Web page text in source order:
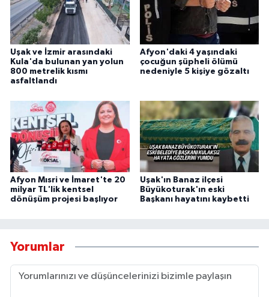
Uşak ve İzmir arasındaki
Kula'da bulunan yan yolun
800 metrelik kısmı
asfaltlandı
Afyon'daki 4 yaşındaki
çocuğun şüpheli ölümü
nedeniyle 5 kişiye gözaltı
Afyon Mısri ve İmaret'te 20
milyar TL'lik kentsel
dönüşüm projesi başlıyor
Uşak'ın Banaz ilçesi
Büyükoturak'ın eski
Başkanı hayatını kaybetti
Yorumlar